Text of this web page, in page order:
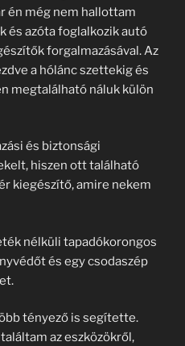
én még nem hallottam
és azóta foglalkozik autó
forgalmazásával. Az
a hólánc szettekig és
megtalálható náluk külön
és biztonsági
hiszen ott található
kiegészítő, amire nekem
nélküli tapadókorongos
és egy csodaszép
tényező is segítette.
az eszközökről,